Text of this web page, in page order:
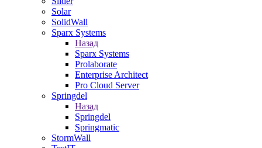
Solar
SolidWall
Sparx Systems
Назад
Sparx Systems
Prolaborate
Enterprise Architect
Pro Cloud Server
Springdel
Назад
Springdel
Springmatic
StormWall